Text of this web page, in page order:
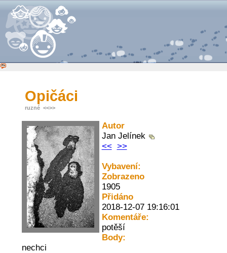
Opičáci
ruzné <<>>
Autor
Jan Jelínek
<< >>
Vybavení:
Zobrazeno
1905
Přidáno
2018-12-07 19:16:01
Komentáře:
potěší
Body:
nechci